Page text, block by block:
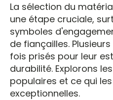
La sélection du
une étape cruciale,
symboles
de fiançailles.
fois prisés pour leur
durabilité. Explorons
populaires et ce qui
exceptionnelles.